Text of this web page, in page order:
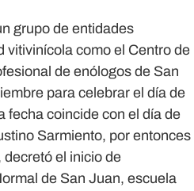
grupo de entidades
vitivinícola como el Centro de
de enólogos de San
para celebrar el día de
fecha coincide con el día de
Sarmiento, por entonces
el inicio de
de San Juan, escuela